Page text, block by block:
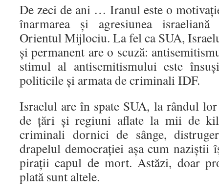
De zeci de ani … Iranul este o
înarmarea și agresiunea
Orientul Mijlociu. La fel ca SUA,
și permanent are o scuză:
stimul al antisemitismului este
politicile și armata de criminali IDF.
Israelul are în spate SUA, la rândul
de țări și regiuni aflate la mii de
criminali dornici de sânge,
drapelul democrației așa cum naziștii
pirații capul de mort. Astăzi, doar
plată sunt altele.